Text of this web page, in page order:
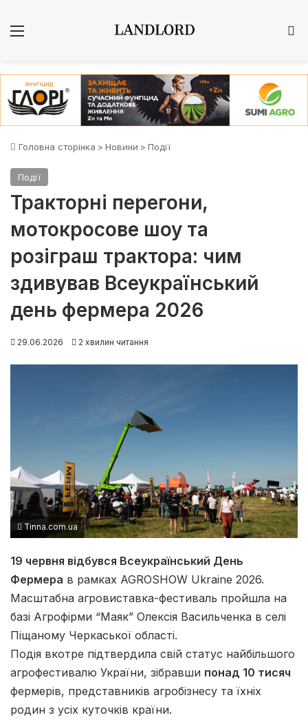
Головна сторінка > Новини > Події
Події
Тракторні перегони,
мотокросове шоу та
розіграш трактора: чим
здивував Всеукраїнський
день фермера 2026
29.06.2026 2 хвилин читання
Tinna.com.ua
19 червня відбувся Всеукраїнський День
Фермера в рамках AGROSHOW Ukraine 2026.
Масштабна агровиставка-фестиваль пройшла на
базі Агрофірми “Маяк” Олексія Васильченка в селі
Піщаному Черкаської області.
Подія вкотре підтвердила свій статус найбільшого
агрофестивалю України, зібравши понад 10 тисяч
фермерів, представників агробізнесу та їхніх
родин з усіх куточків країни.